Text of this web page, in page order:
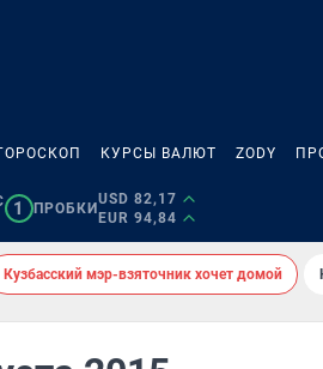
КУРСЫ ВАЛЮТ ZODY
1 ПРОБКИ
USD 82,17
EUR 94,84
Кузбасский мэр-взяточник хочет домой